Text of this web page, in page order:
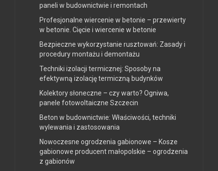
paneli w budownictwie i remontach
Profesjonalne wiercenie w betonie – przewierty
w betonie. Cięcie i wiercenie w betonie
Bezpieczne wykorzystanie rusztowań: Zasady i
procedury montażu i demontażu
Techniki izolacji termicznej: Sposoby na
efektywną izolację termiczną budynków
Kolektory słoneczne – czy warto? Ogniwa,
panele fotowoltaiczne Szczecin
Beton w budownictwie: Właściwości, techniki
wylewania i zastosowania
Nowoczesne ogrodzenia gabionowe – Kosze
gabionowe producent małopolskie – ogrodzenia
z gabionów